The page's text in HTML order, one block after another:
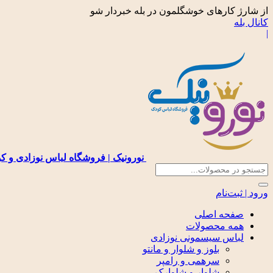
از شارژ کارهای خوشگلمون در بله خبردار شو
کانال بله
|
نورونیک | فروشگاه لباس نوزادی و
ورود | ثبت‌نام
صفحه اصلی
همه محصولات
لباس سیسمونی نوزادی
بلوز و شلوار و مانتو
سرهمی و رامپر